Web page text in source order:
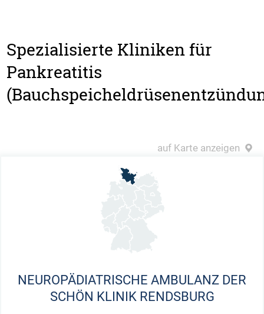
Spezialisierte Kliniken für
Pankreatitis
auf Karte anzeigen
NEUROPÄDIATRISCHE AMBULANZ DER
SCHÖN KLINIK RENDSBURG